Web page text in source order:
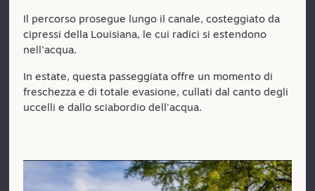
Il percorso prosegue lungo il canale, costeggiato da
cipressi della Louisiana, le cui radici si estendono
nell'acqua.
In estate, questa passeggiata offre un momento di
freschezza e di totale evasione, cullati dal canto degli
uccelli e dallo sciabordio dell'acqua.